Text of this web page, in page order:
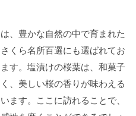
、豊かな自然の中で育まれた
くら名所百選にも選ばれてお
す。塩漬けの桜葉は、和菓子
、美しい桜の香りが味わえる
ます。ここに訪れることで、